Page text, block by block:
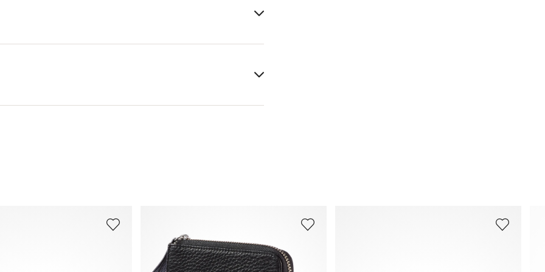
Futter:
100% Polyester
Weitere Informationen zum Thema findest Du im Bereich